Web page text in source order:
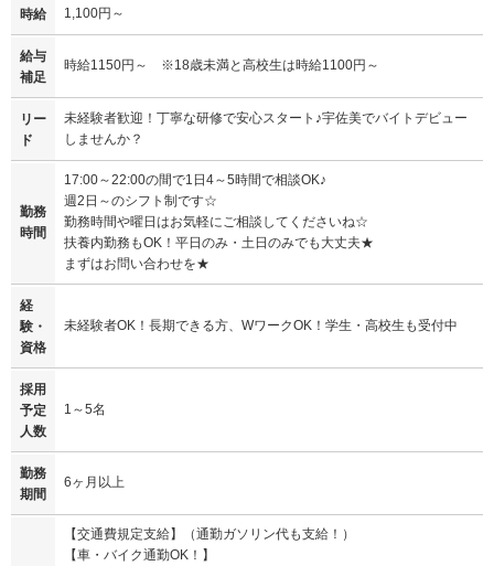
時給 1,100円～
給与
補足
時給1150円～ ※18歳未満と高校生は時給1100円～
リー
ド
未経験者歓迎！丁寧な研修で安心スタート♪宇佐美でバイトデビュー
しませんか？
勤務
時間
17:00～22:00の間で1日4～5時間で相談OK♪
週2日～のシフト制です☆
勤務時間や曜日はお気軽にご相談してくださいね☆
扶養内勤務もOK！平日のみ・土日のみでも大丈夫★
まずはお問い合わせを★
経
験・
資格
未経験者OK！長期できる方、WワークOK！学生・高校生も受付中
採用
予定
人数
1～5名
勤務
期間
6ヶ月以上
【交通費規定支給】（通勤ガソリン代も支給！）
【車・バイク通勤OK！】